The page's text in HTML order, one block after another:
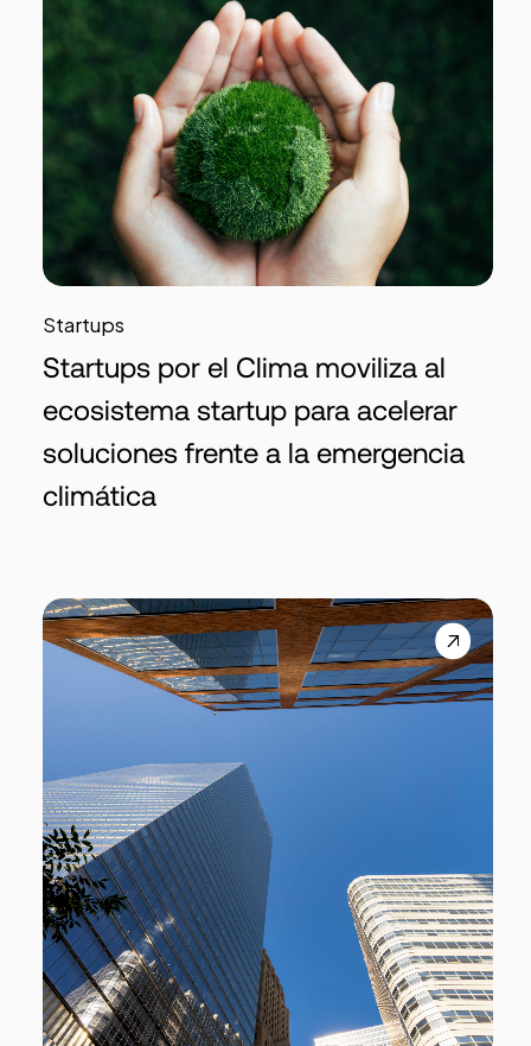
Startups
Startups por el Clima moviliza al
ecosistema startup para acelerar
soluciones frente a la emergencia
climática